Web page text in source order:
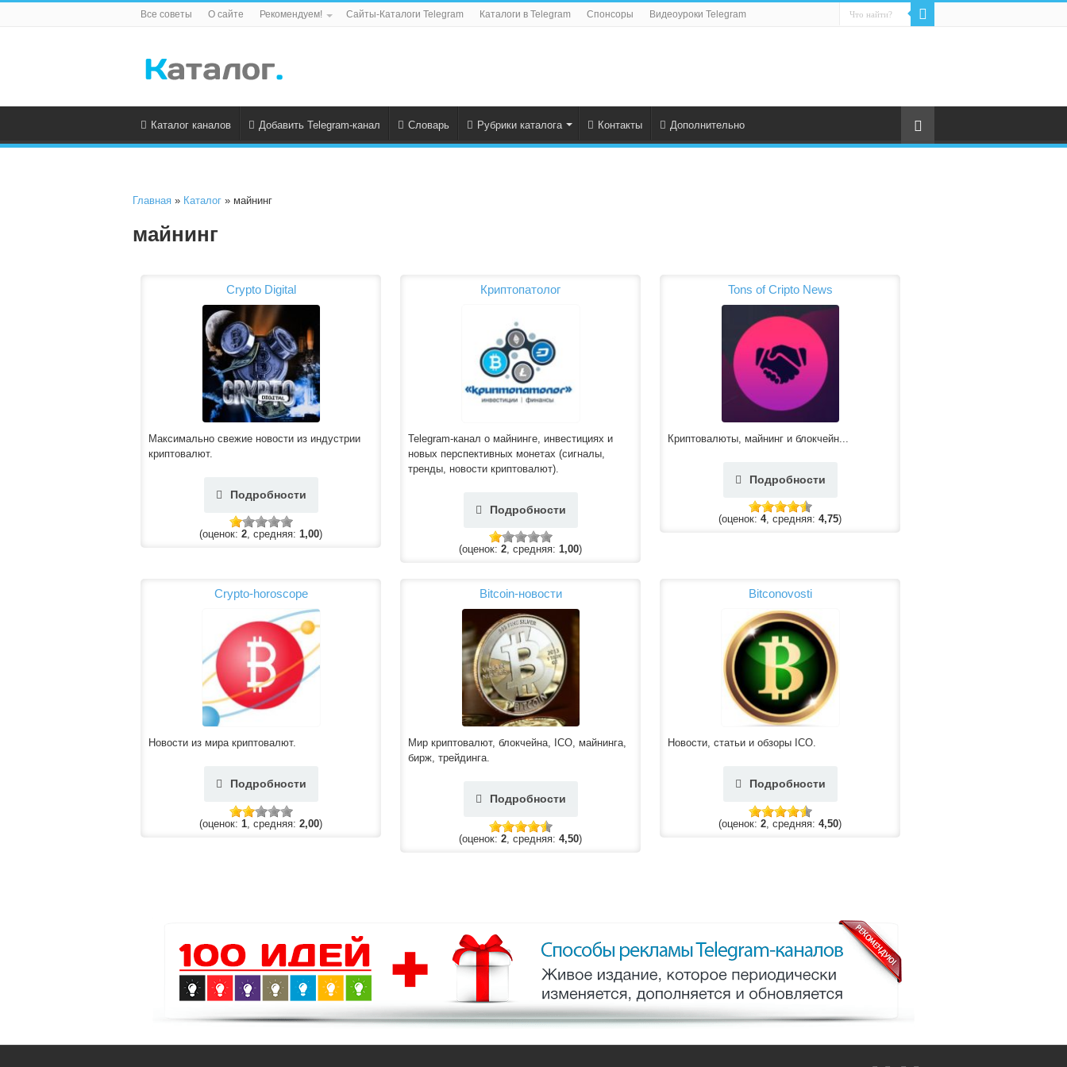
Все советы О сайте Рекомендуем! Сайты-Каталоги Telegram Каталоги в Telegram Спонсоры Видеоуроки Telegram
Каталог каналов Добавить Telegram-канал Словарь Рубрики каталога Контакты Дополнительно
Главная » Каталог » майнинг
майнинг
Crypto Digital
Максимально свежие новости из индустрии
криптовалют.
Подробности
(оценок: 2, средняя: 1,00)
Криптопатолог
Telegram-канал о майнинге, инвестициях и
новых перспективных монетах (сигналы,
тренды, новости криптовалют).
Подробности
(оценок: 2, средняя: 1,00)
Tons of Cripto News
Криптовалюты, майнинг и блокчейн...
Подробности
(оценок: 4, средняя: 4,75)
Сrypto-horoscope
Новости из мира криптовалют.
Подробности
(оценок: 1 , средняя: 2,00)
Bitcoin-новости
Мир криптовалют, блокчейна, ICO, майнинга,
бирж, трейдинга.
Подробности
(оценок: 2 , средняя: 4,50)
Bitconovosti
Новости, статьи и обзоры ICO.
Подробности
(оценок: 2 , средняя: 4,50)